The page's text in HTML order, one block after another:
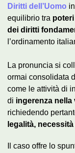
Diritti dell’Uomo
equilibrio tra
dei diritti
l’ordinamento
La pronuncia si
ormai consolidata
come le attività di
di ingerenza nella
richiedendo
legalità,
Il caso offre lo